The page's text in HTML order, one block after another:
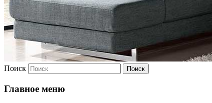
Поиск
Главное меню